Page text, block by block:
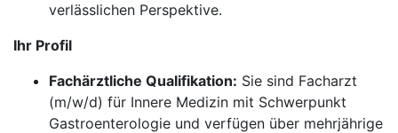
verlässlichen Perspektive.
Ihr Profil
Fachärztliche Qualifikation: Sie sind Facharzt
(m/w/d) für Innere Medizin mit Schwerpunkt
Gastroenterologie und verfügen über mehrjährige